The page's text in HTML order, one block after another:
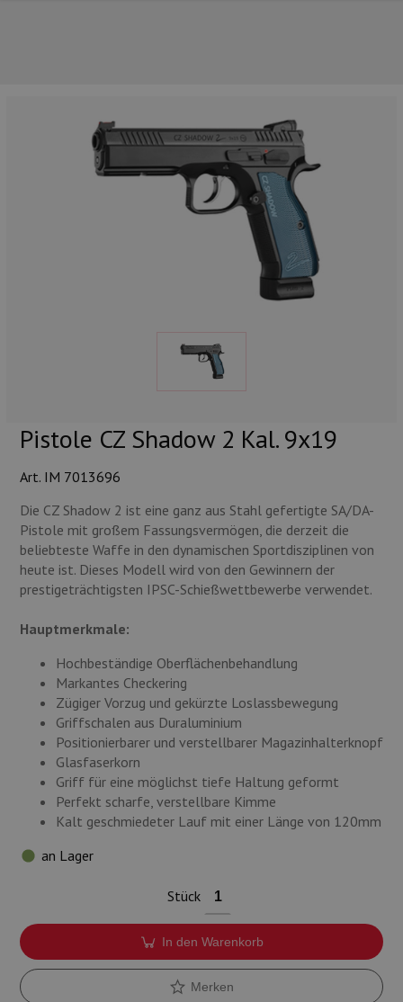
Pistole CZ Shadow 2 Kal. 9x19
Art. IM 7013696
Die CZ Shadow 2 ist eine ganz aus Stahl gefertigte SA/DA-
Pistole mit großem Fassungsvermögen, die derzeit die
beliebteste Waffe in den dynamischen Sportdisziplinen von
heute ist. Dieses Modell wird von den Gewinnern der
prestigeträchtigsten IPSC-Schießwettbewerbe verwendet.
Hauptmerkmale:
Hochbeständige Oberflächenbehandlung
Markantes Checkering
Zügiger Vorzug und gekürzte Loslassbewegung
Griffschalen aus Duraluminium
Positionierbarer und verstellbarer Magazinhalterknopf
Glasfaserkorn
Griff für eine möglichst tiefe Haltung geformt
Perfekt scharfe, verstellbare Kimme
Kalt geschmiedeter Lauf mit einer Länge von 120mm
an Lager
Stück
In den Warenkorb
Merken
UNSERE TOP-MARKEN
Lampen und Zubehör